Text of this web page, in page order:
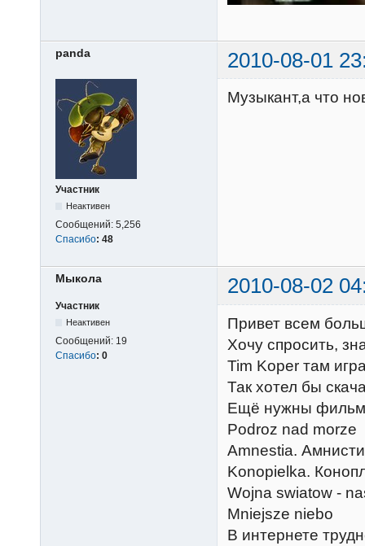
panda 2010-08-01
Участник
Неактивен
Сообщений: 5,256
Спасибо: 48
Музыкант,а что
Мыкола 2010-08-02
Участник
Неактивен
Сообщений: 19
Спасибо: 0
Привет всем
Хочу спросить,
Tim Koper там
Так хотел бы
Ещё нужны
Podroz nad
Amnestia.
Konopielka.
Wojna swiatow -
Mniejsze
В интернете